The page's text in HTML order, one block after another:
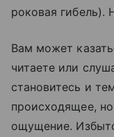
роковая гибель).
Вам может
читаете или
становитесь и
происходящее,
ощущение.